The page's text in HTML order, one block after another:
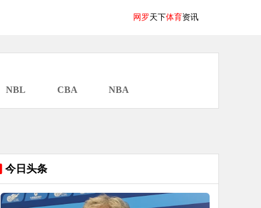
网罗天下体育资讯
NBL CBA NBA
今日头条